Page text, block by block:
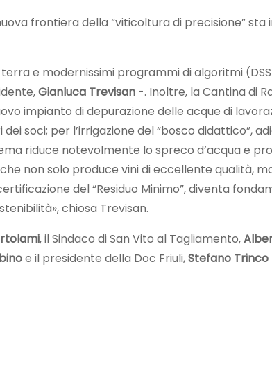
frontiera della “viticoltura di precisione”
e modernissimi programmi di algoritmi
Gianluca Trevisan -. Inoltre, la Cantina di
impianto di depurazione delle acque di
soci; per l’irrigazione del “bosco didattico”,
riduce notevolmente lo spreco d’acqua e
non solo produce vini di eccellente qualità,
del “Residuo Minimo”, diventa
chiosa Trevisan.
, il Sindaco di San Vito al Tagliamento,
e il presidente della Doc Friuli,Stefano Trinco